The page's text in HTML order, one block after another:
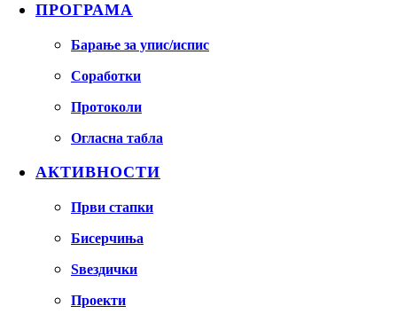
ПРОГРАМА
Барање за упис/испис
Соработки
Протоколи
Огласна табла
АКТИВНОСТИ
Први стапки
Бисерчиња
Ѕвездички
Проекти